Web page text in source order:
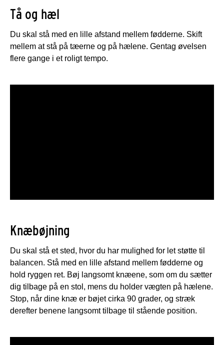
Tå og hæl
Du skal stå med en lille afstand mellem fødderne. Skift
mellem at stå på tæerne og på hælene. Gentag øvelsen
flere gange i et roligt tempo.
Knæbøjning
Du skal stå et sted, hvor du har mulighed for let støtte til
balancen. Stå med en lille afstand mellem fødderne og
hold ryggen ret. Bøj langsomt knæene, som om du sætter
dig tilbage på en stol, mens du holder vægten på hælene.
Stop, når dine knæ er bøjet cirka 90 grader, og stræk
derefter benene langsomt tilbage til stående position.